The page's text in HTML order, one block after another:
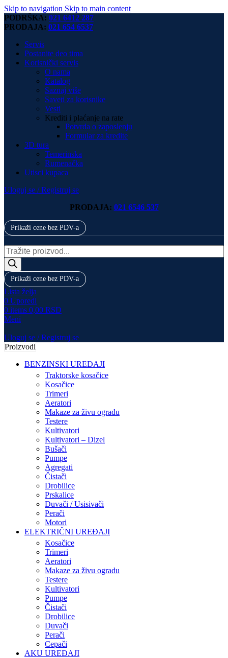
Skip to navigation Skip to main content
PODRŠKA: 021 6412 287
PRODAJA: 021 654 6537
Servis
Postanite deo tima
Korisnički servis
O nama
Katalog
Saznaj više
Saveti za korisnike
Vesti
Krediti i plaćanje na rate
Potvrda o zaposlenju
Formular za kredite
3D tura
Temerinska
Rumenačka
Utisci kupaca
Uloguj se / Registruj se
PRODAJA: 021 6546 537
Prikaži cene bez PDV-a
Products
search
Prikaži cene bez PDV-a
Lista želja
0 Uporedi
0 items 0,00 RSD
Meni
Uloguj se / Registruj se
Proizvodi
BENZINSKI UREĐAJI
Traktorske kosačice
Kosačice
Trimeri
Aeratori
Makaze za živu ogradu
Testere
Kultivatori
Kultivatori – Dizel
Bušači
Pumpe
Agregati
Čistači
Drobilice
Prskalice
Duvači / Usisivači
Perači
Motori
ELEKTRIČNI UREĐAJI
Kosačice
Trimeri
Aeratori
Makaze za živu ogradu
Testere
Kultivatori
Pumpe
Čistači
Drobilice
Duvači
Perači
Cepači
AKU UREĐAJI